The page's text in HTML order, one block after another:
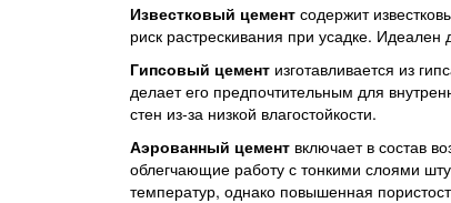
Известковый цемент содержит
риск растрескивания при усадке. Идеален
Гипсовый цемент изготавливается из
делает его предпочтительным для
стен из‑за низкой влагостойкости.
Аэрованный цемент включает в состав
облегчающие работу с тонкими слоями
температур, однако повышенная